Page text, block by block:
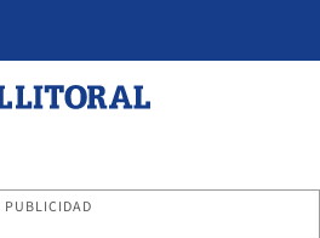
PUBLICIDAD